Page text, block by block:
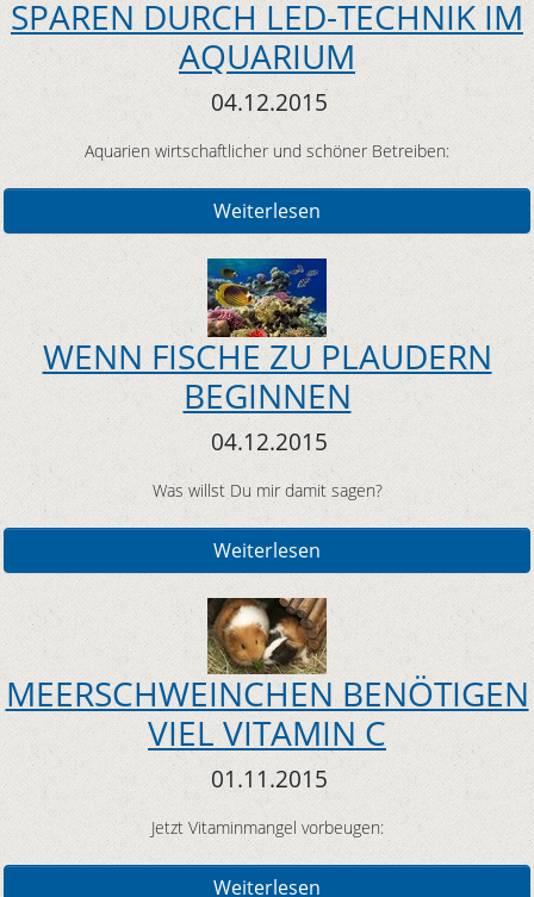
SPAREN DURCH LED-TECHNIK IM
AQUARIUM
04.12.2015
Aquarien wirtschaftlicher und schöner Betreiben:
Weiterlesen
WENN FISCHE ZU PLAUDERN
BEGINNEN
04.12.2015
Was willst Du mir damit sagen?
Weiterlesen
MEERSCHWEINCHEN BENÖTIGEN
VIEL VITAMIN C
01.11.2015
Jetzt Vitaminmangel vorbeugen:
Weiterlesen